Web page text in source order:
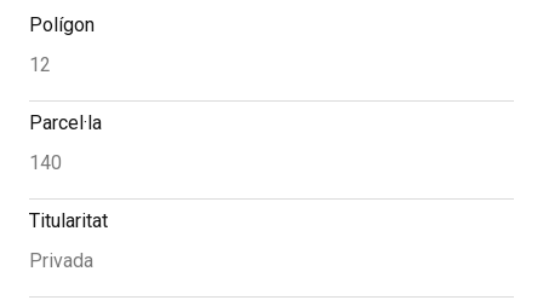
Polígon
12
Parcel·la
140
Titularitat
Privada